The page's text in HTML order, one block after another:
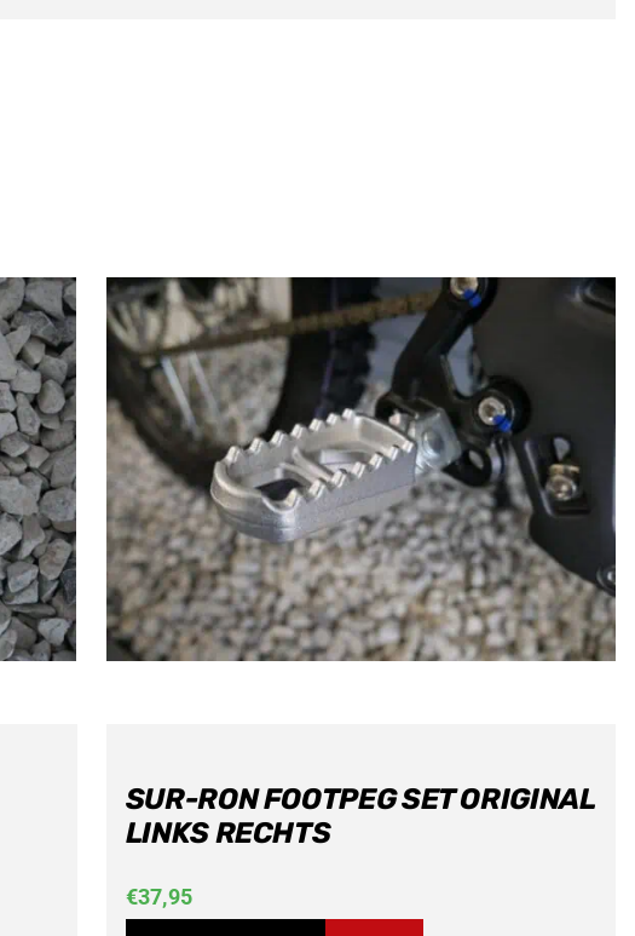
SUR-RON FOOTPEG SET ORIGINAL
LINKS RECHTS
€37,95